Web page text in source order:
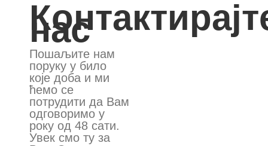
нас
Пошаљите нам
поруку у било
које доба и ми
ћемо се
потрудити да Вам
одговоримо у
року од 48 сати.
Увек смо ту за